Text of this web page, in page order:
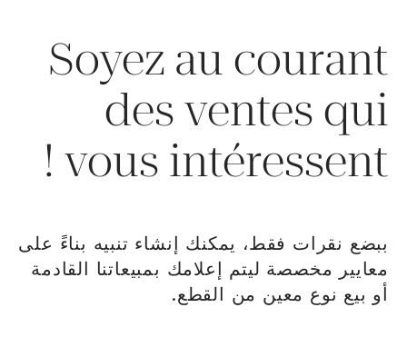
Soyez au courant
des ventes qui
vous intéressent !
ببضع نقرات فقط، يمكنك إنشاء تنبيه بناءً على
معايير مخصصة ليتم إعلامك بمبيعاتنا القادمة
أو بيع نوع معين من القطع.